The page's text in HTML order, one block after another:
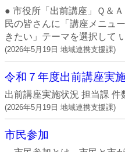
● 市役所「出前講座」Ｑ＆
民の皆さんに「講座メニュ
きたい」テーマを選択して
(2026年5月19日 地域連携支援課)
令和７年度出前講座実
出前講座実施状況 担当課 件
(2026年5月19日 地域連携支援課)
市民参加